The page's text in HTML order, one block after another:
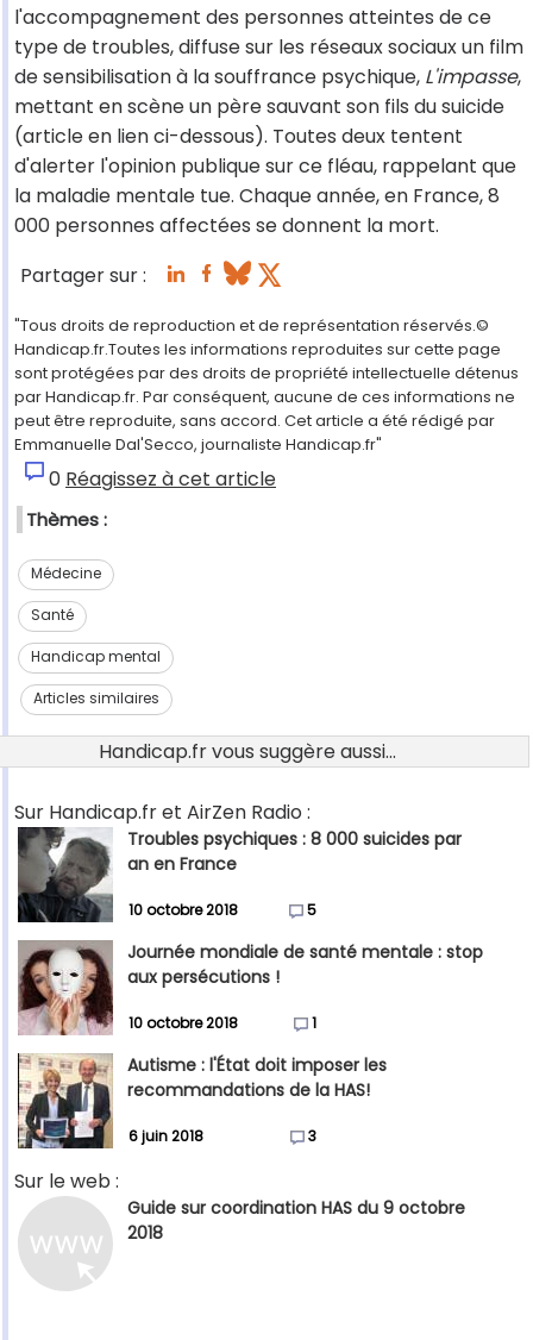
l'accompagnement des personnes atteintes de ce
type de troubles, diffuse sur les réseaux sociaux un film
de sensibilisation à la souffrance psychique, L'impasse,
mettant en scène un père sauvant son fils du suicide
(article en lien ci-dessous). Toutes deux tentent
d'alerter l'opinion publique sur ce fléau, rappelant que
la maladie mentale tue. Chaque année, en France, 8
000 personnes affectées se donnent la mort.
Partager sur :
"Tous droits de reproduction et de représentation réservés.©
Handicap.fr.Toutes les informations reproduites sur cette page
sont protégées par des droits de propriété intellectuelle détenus
par Handicap.fr. Par conséquent, aucune de ces informations ne
peut être reproduite, sans accord. Cet article a été rédigé par
Emmanuelle Dal'Secco, journaliste Handicap.fr"
0 Réagissez à cet article
Thèmes :
Médecine
Santé
Handicap mental
Articles similaires
Handicap.fr vous suggère aussi...
Sur Handicap.fr et AirZen Radio :
Troubles psychiques : 8 000 suicides par
an en France
10 octobre 2018 5
Journée mondiale de santé mentale : stop
aux persécutions !
10 octobre 2018 1
Autisme : l'État doit imposer les
recommandations de la HAS!
6 juin 2018 3
Sur le web :
Guide sur coordination HAS du 9 octobre
2018